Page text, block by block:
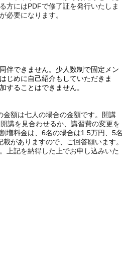
方にはPDFで修了証を発行いたしま
必要になります。
伴できません。少人数制で固定メン
はじめに自己紹介もしていただきま
することはできません。
金額は七人の場合の金額です。開講
講を見合わせるか、講習費の変更を
増料金は、6名の場合は1.5万円、5名
がありますので、ご回答願います。
上記を納得した上でお申し込みいた